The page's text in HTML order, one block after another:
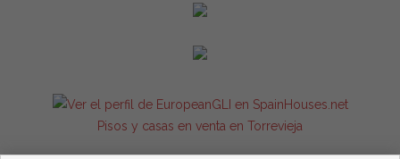
Pisos y casas en venta en Torrevieja